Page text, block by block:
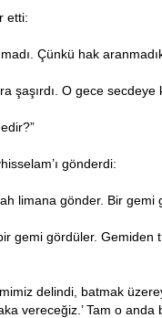
etti:
Çünkü hak
şaşırdı. O gece
gönderdi:
limana gönder. Bir gemi
gemi gördüler. Gemiden
delindi, batmak
vereceğiz.’ Tam o